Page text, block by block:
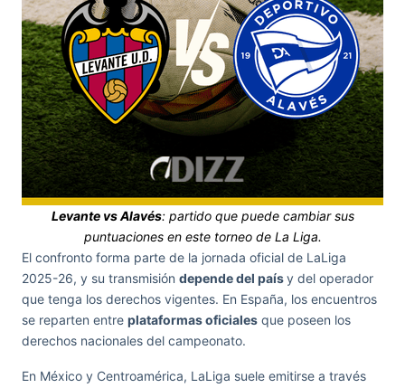
Levante vs Alavés: partido que puede cambiar sus
puntuaciones en este torneo de La Liga.
El confronto forma parte de la jornada oficial de LaLiga
2025-26, y su transmisión depende del paísy del operador
que tenga los derechos vigentes. En España, los encuentros
se reparten entre plataformas oficiales que poseen los
derechos nacionales del campeonato.
En México y Centroamérica, LaLiga suele emitirse a través